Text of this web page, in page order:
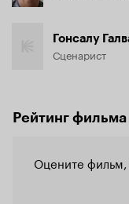
Гонсалу
Сценарист
Рейтинг фильма
Оцените фильм,